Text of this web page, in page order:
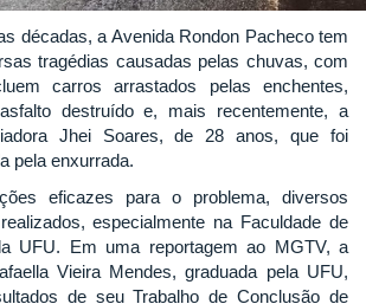
décadas, a Avenida Rondon Pacheco tem
tragédias causadas pelas chuvas, com
carros arrastados pelas enchentes,
destruído e, mais recentemente, a
Jhei Soares, de 28 anos, que foi
pela enxurrada.
eficazes para o problema, diversos
especialmente na Faculdade de
UFU. Em uma reportagem ao MGTV, a
Vieira Mendes, graduada pela UFU,
de seu Trabalho de Conclusão de